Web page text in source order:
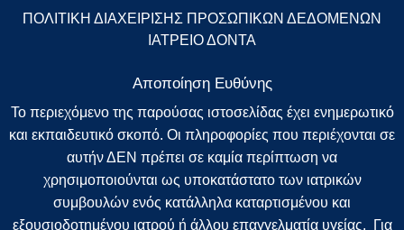
ΠΟΛΙΤΙΚΗ ΔΙΑΧΕΙΡΙΣΗΣ ΠΡΟΣΩΠΙΚΩΝ ΔΕΔΟΜΕΝΩΝ
ΙΑΤΡΕΙΟ ΔΟΝΤΑ
Αποποίηση Ευθύνης
Το περιεχόμενο της παρούσας ιστοσελίδας έχει ενημερωτικό
και εκπαιδευτικό σκοπό. Οι πληροφορίες που περιέχονται σε
αυτήν ΔΕΝ πρέπει σε καμία περίπτωση να
χρησιμοποιούνται ως υποκατάστατο των ιατρικών
συμβουλών ενός κατάλληλα καταρτισμένου και
εξουσιοδοτημένου ιατρού ή άλλου επαγγελματία υγείας. Για